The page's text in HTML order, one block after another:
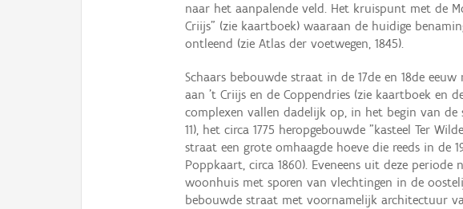
naar het aanpalende veld. Het kruispunt met de
Criijs" (zie kaartboek) waaraan de huidige
ontleend (zie Atlas der voetwegen, 1845).
Schaars bebouwde straat in de 17de en 18de
aan ’t Criijs en de Coppendries (zie kaartboek en
complexen vallen dadelijk op, in het begin van de
11), het circa 1775 heropgebouwde "kasteel Ter
straat een grote omhaagde hoeve die reeds in de
Poppkaart, circa 1860). Eveneens uit deze periode
woonhuis met sporen van vlechtingen in de
bebouwde straat met voornamelijk architectuur